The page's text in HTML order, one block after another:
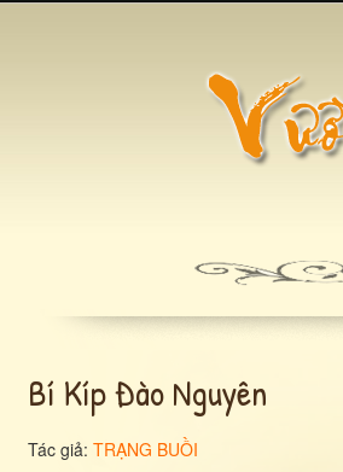
Bí Kíp Đào Nguyên
Tác giả: TRẠNG BUỒI